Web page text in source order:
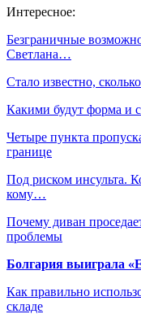
Интересное:
Безграничные
Светлана…
Стало известно,
Какими будут форма и
Четыре пункта
границе
Под риском инсульта.
кому…
Почему диван
проблемы
Болгария выиграла
Как правильно
складе